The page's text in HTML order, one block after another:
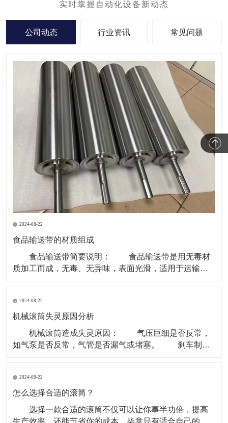
公司动态 行业资讯 常见问题
2024-08-22
食品输送带的材质组成
食品输送带简要说明： 食品输送带是用无毒材
质加工而成，无毒、无异味，表面光滑，适用于运输食
份，所以现在用于食品行业基本用PU型输送带。 材
质有PVC、聚乙烯、聚炳稀、PP、塑钢 ACE
2024-08-22
机械滚筒失灵原因分析
机械滚筒造成失灵原因： 气压巨细是否反常，
如气泵是否反常，气管是否漏气或堵塞。 刹车制动
锤张紧处上部个改向机械滚筒除应笔直于皮带长度方向
以外还应笔直于重力垂线，即确保其轴中心线水平。
2024-08-22
怎么选择合适的滚筒？
选择一款合适的滚筒不仅可以让你事半功倍，提高
生产效率，还能节省你的成本，毕竟只有适合自己的才